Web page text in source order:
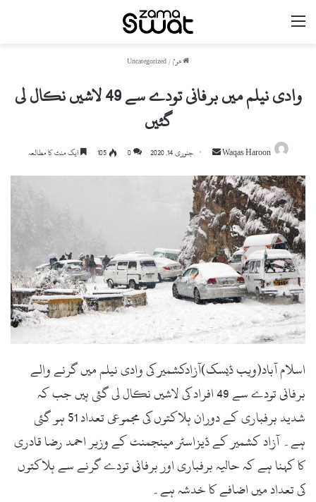
ھوم/
Uncategorized
وادی نیلم میں برفانی تودے سے 49 لاشیں نکال لی
گئیں
Waqas Haroon
n
d
a
n
e
a
i
l
جنوری 14, 2020 0
105 ایک منٹ کا مطالعہ
اسلام آباد(ویب ڈیسک)آزادکشمیر کی وادی نیلم میں گرنے والے
برفانی تودے سے 49 افراد کی لاشیں نکال لی گئی ہیں جب کہ
شدید برفباری کے دوران ہلاکتوں کی مجموعی تعداد 51 ہو گئی
ہے۔ آزاد کشمیر کے ڈیزاسٹر مینجمنٹ کے وزیر احمد رضا قادری
کا کہنا ہے کہ حالیہ برفباری اور برفانی تودے گرنے سے ہلاکتوں
کی تعداد میں اضافے کا خدشہ ہے۔